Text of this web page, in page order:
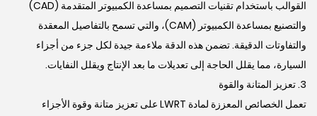
القوالب باستخدام تقنيات التصميم بمساعدة الكمبيوتر المتقدمة (CAD)
والتصنيع بمساعدة الكمبيوتر (CAM)، والتي تسمح بالتفاصيل المعقدة
والتفاوتات الدقيقة. تضمن هذه الدقة ملاءمة جيدة لكل جزء من أجزاء
السيارة، مما يقلل الحاجة إلى تعديلات ما بعد الإنتاج ويقلل النفايات.
3. تعزيز المتانة والقوة
تعمل الخصائص المعززة لمادة LWRT على تعزيز متانة وقوة الأجزاء